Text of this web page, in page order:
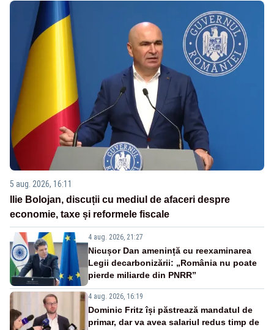
5 aug. 2026, 16:11
Ilie Bolojan, discuții cu mediul de afaceri despre
economie, taxe și reformele fiscale
4 aug. 2026, 21:27
Nicușor Dan amenință cu reexaminarea
Legii decarbonizării: „România nu poate
pierde miliarde din PNRR”
4 aug. 2026, 16:19
Dominic Fritz își păstrează mandatul de
primar, dar va avea salariul redus timp de